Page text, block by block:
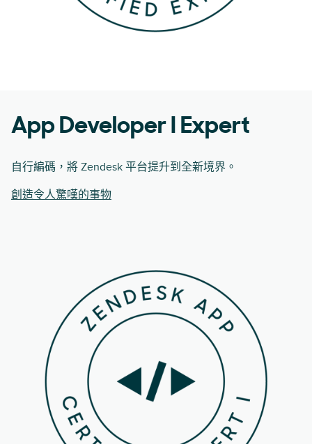
App Developer I Expert
自行編碼，將 Zendesk 平台提升到全新境界。
創造令人驚嘆的事物